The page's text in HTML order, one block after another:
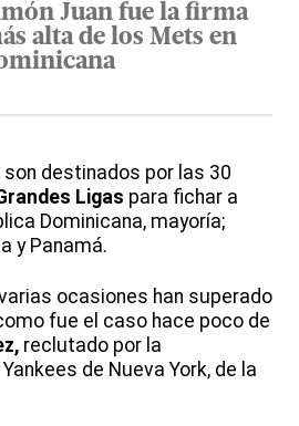
Juan fue la firma
alta de los Mets en
destinados por las 30
Ligas para fichar a
Dominicana, mayoría;
y Panamá.
ocasiones han superado
fue el caso hace poco de
reclutado por la
de Nueva York, de la